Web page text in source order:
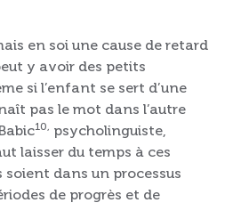
en soi une cause de retard
y avoir des petits
si l’enfant se sert d’une
pas le mot dans l’autre
10, psycholinguiste,
laisser du temps à ces
soient dans un processus
de progrès et de